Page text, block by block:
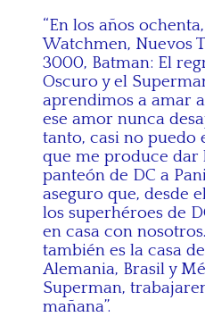
“En los años
Watchmen, Nuevos
3000, Batman: El
Oscuro y el
aprendimos a amar
ese amor nunca
tanto, casi no puedo
que me produce dar
panteón de DC a
aseguro que, desde
los superhéroes de
en casa con
también es la casa
Alemania, Brasil y
Superman,
mañana”.